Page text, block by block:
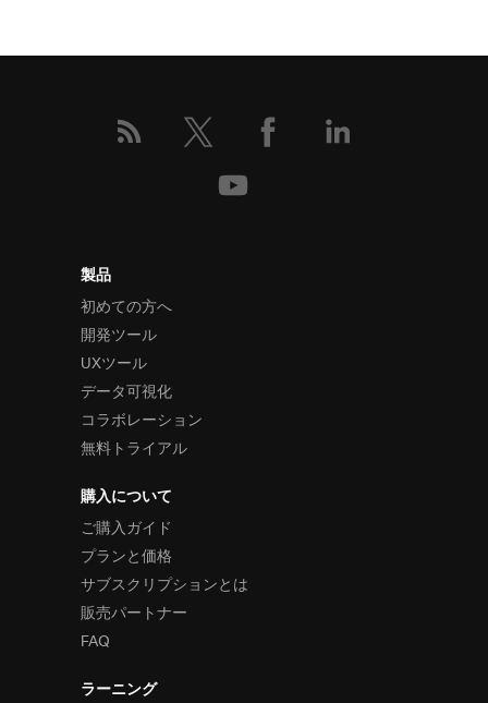
製品
初めての方へ
開発ツール
UXツール
データ可視化
コラボレーション
無料トライアル
購入について
ご購入ガイド
プランと価格
サブスクリプションとは
販売パートナー
FAQ
ラーニング